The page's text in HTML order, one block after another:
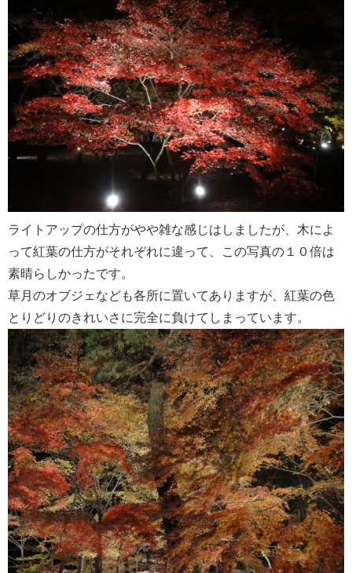
ライトアップの仕方がやや雑な感じはしましたが、木によ
って紅葉の仕方がそれぞれに違って、この写真の１０倍は
素晴らしかったです。
草月のオブジェなども各所に置いてありますが、紅葉の色
とりどりのきれいさに完全に負けてしまっています。